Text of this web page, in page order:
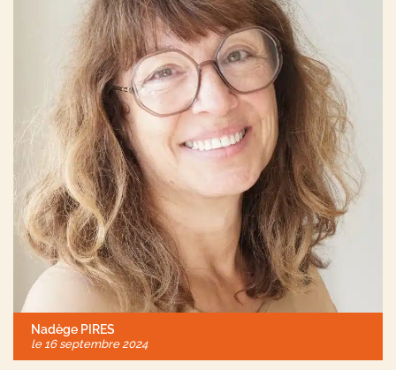
Nadège PIRES
le 16 septembre 2024